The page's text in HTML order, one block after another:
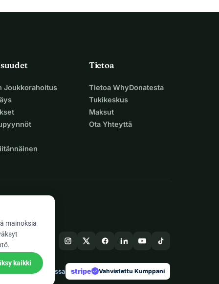
Joukkorahoitus
Tietoa
Tietoa WhyDonatesta
Tukikeskus
Maksut
Ota Yhteyttä
Tehty Euroopassa stripe check Vahvistettu Kumppani
mainoksia
.
kaikki